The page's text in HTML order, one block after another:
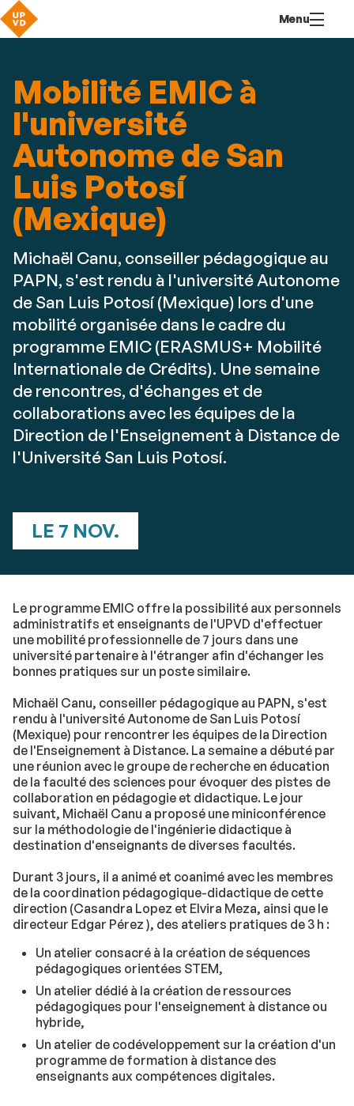
contenu
Menu
Mobilité EMIC à
l'université
Autonome de San
Luis Potosí
(Mexique)
Michaël Canu, conseiller pédagogique au
PAPN, s'est rendu à l'université Autonome
de San Luis Potosí (Mexique) lors d'une
mobilité organisée dans le cadre du
programme EMIC (ERASMUS+ Mobilité
Internationale de Crédits). Une semaine
de rencontres, d'échanges et de
collaborations avec les équipes de la
Direction de l'Enseignement à Distance de
l'Université San Luis Potosí.
LE 7 NOV.
Le programme EMIC offre la possibilité aux personnels
administratifs et enseignants de l'UPVD d'effectuer
une mobilité professionnelle de 7 jours dans une
université partenaire à l'étranger afin d'échanger les
bonnes pratiques sur un poste similaire.
Michaël Canu, conseiller pédagogique au PAPN, s'est
rendu à l'université Autonome de San Luis Potosí
(Mexique) pour rencontrer les équipes de la Direction
de l'Enseignement à Distance. La semaine a débuté par
une réunion avec le groupe de recherche en éducation
de la faculté des sciences pour évoquer des pistes de
collaboration en pédagogie et didactique. Le jour
suivant, Michaël Canu a proposé une miniconférence
sur la méthodologie de l'ingénierie didactique à
destination d'enseignants de diverses facultés.
Durant 3 jours, il a animé et coanimé avec les membres
de la coordination pédagogique-didactique de cette
direction (Casandra Lopez et Elvira Meza, ainsi que le
directeur Edgar Pérez ), des ateliers pratiques de 3 h :
Un atelier consacré à la création de séquences
pédagogiques orientées STEM,
Un atelier dédié à la création de ressources
pédagogiques pour l'enseignement à distance ou
hybride,
Un atelier de codéveloppement sur la création d'un
programme de formation à distance des
enseignants aux compétences digitales.